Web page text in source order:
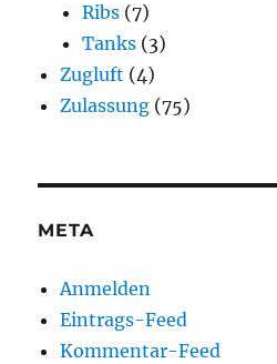
Ribs (7)
Tanks (3)
Zugluft (4)
Zulassung (75)
META
Anmelden
Eintrags-Feed
Kommentar-Feed